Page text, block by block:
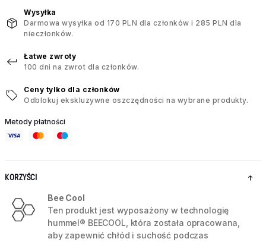
Wysyłka
Darmowa wysyłka od 170 PLN dla członków i 285 PLN dla
nieczłonków.
Łatwe zwroty
100 dni na zwrot dla członków.
Ceny tylko dla członków
Odblokuj ekskluzywne oszczędności na wybrane produkty.
Metody płatności
KORZYŚCI
Bee Cool
Ten produkt jest wyposażony w technologię
hummel® BEECOOL, która została opracowana,
aby zapewnić chłód i suchość podczas